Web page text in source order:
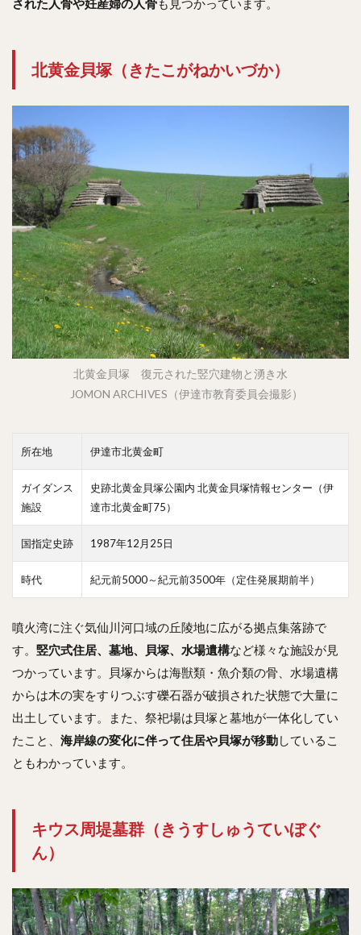
された人骨や妊産婦の人骨も見つかっています。
北黄金貝塚（きたこがねかいづか）
北黄金貝塚 復元された竪穴建物と湧き水
JOMON ARCHIVES（伊達市教育委員会撮影）
所在地 伊達市北黄金町
ガイダンス
施設
史跡北黄金貝塚公園内 北黄金貝塚情報センター（伊
達市北黄金町75）
国指定史跡 1987年12月25日
時代 紀元前5000～紀元前3500年（定住発展期前半）
噴火湾に注ぐ気仙川河口域の丘陵地に広がる拠点集落跡で
す。 竪穴式住居、墓地、貝塚、水場遺構など様々な施設が見
つかっています。貝塚からは海獣類・魚介類の骨、水場遺構
からは木の実をすりつぶす礫石器が破損された状態で大量に
出土しています。また、祭祀場は貝塚と墓地が一体化してい
たこと、 海岸線の変化に伴って住居や貝塚が移動しているこ
ともわかっています。
キウス周堤墓群（きうすしゅうていぼぐ
ん）